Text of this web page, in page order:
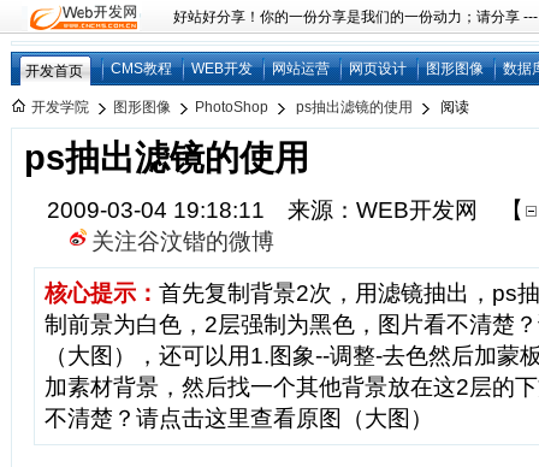
好站好分享！你的一份分享是我们的一份动力；请分享
开发首页 CMS教程 WEB开发 网站运营 网页设计 图形图像 数据
开发学院 图形图像 PhotoShop ps抽出滤镜的使用 阅读
ps抽出滤镜的使用
2009-03-04 19:18:11 来源：WEB开发网
【
关注谷汶锴的微博
核心提示： 首先复制背景2次，用滤镜抽出，ps
制前景为白色，2层强制为黑色，图片看不清楚
（大图），还可以用1.图象--调整-去色然后加蒙
加素材背景，然后找一个其他背景放在这2层的
不清楚？请点击这里查看原图（大图）